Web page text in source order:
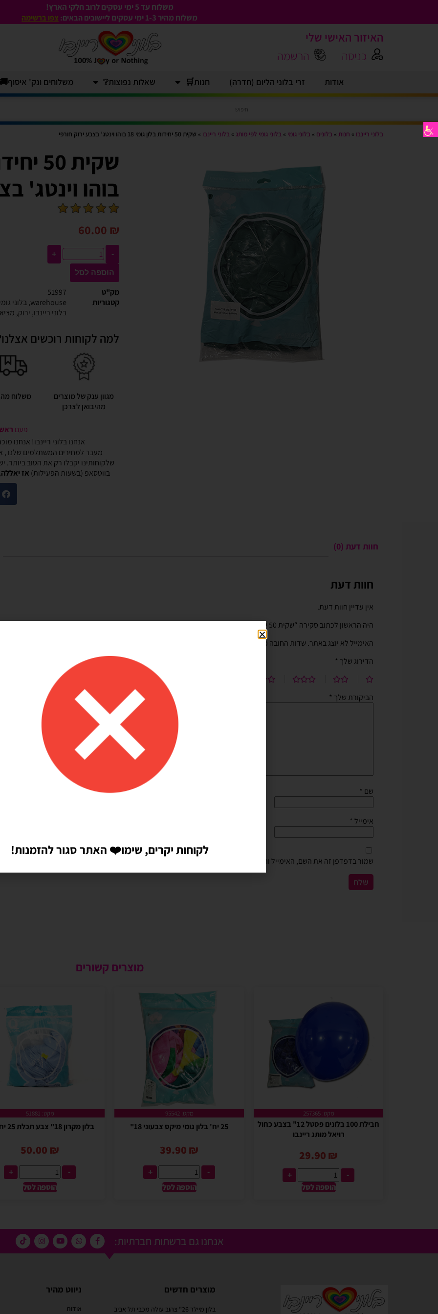
משלוח עד 5 ימי עסקים לרוב חלקי הארץ!
משלוח מהיר 1-3
ימי עסקים ליישובים הבאים: צפו ברשימה
האיזור האישי שלי
כניסה
הרשמה
אודות זרי בלוני הליום (חדרה) חנות🛒 שאלות נפוצות❔ משלוחים ונק' איסוף🚚
בלוני ריינבו » חנות » בלונים » בלוני גומי » בלוני גומי לפי מותג » בלוני ריינבו » שקית 50 יחידות בלון גומי 18 בוהו וינטג’ בצבע ירוק חורפי
בוהו וינטג'
60.00 ₪
-
+
הוספה לסל
מק"ט
51997
קטגוריות
warehouse
,בלוני גומי 18"
בלוני ריינבו, ירוק,
למה לקוחות רוכשים
מגוון ענק של מוצרים
מהיבואן לצרכן
משלוח
פעם
אנחנו בלוני ריינבו! אנחנו
מעבר למחירים המשתלמים שלנו ,
שלקוחותינו יקבלו רק את הטוב
בווטסאפ (בשעות הפעילות) אז
חוות דעת (0)
חוות דעת
אין עדיין חוות דעת.
היה הראשון לכתוב סקירה “שקית 50 יחידות בלון גומי 18 בוהו וינטג' בצבע ירוק חורפי”
האימייל לא יוצג באתר. שדות החובה מסומנים
הדירוג שלך *
הביקורת שלך *
שם *
אימייל *
שמור בדפדפן זה את השם, האימייל והאתר שלי לפעם הבאה שאגיב.
בלוני ריינבאו הפכו להיות חלק קסום בבוקר
יומההולדת המשפחתי שלנו. מוצרים יפים, מבצעים
טובים ושירות נוח מהיר יעיל ואמין. אפשרות נוחה
מוצלח זה שירות הלקוחות! עונים בשניה לוואטסאפ,
מוצרים קשורים
מקט: 257365
חבילת 100 בלונים פסטל 12" בצבע כחול
רויאל מותג ריינבו
29.90 ₪
-
+
הוספה לסל
מקט: 95542
25 יח' בלון גומי מיקס צבעוני 18"
39.90 ₪
-
+
הוספה לסל
מקט: 51881
בלון מקרון 18" צבע תכלת 25 יחידות
50.00 ₪
-
+
הוספה לסל
אנחנו גם ברשתות חברתיות:
מוצרים חדשים
בלון מיילר 26" צהוב עולה מכבי תל אביב
ניווט מהיר
אודות
לקוחות יקרים, שימו❤️ האתר סגור להזמנות!